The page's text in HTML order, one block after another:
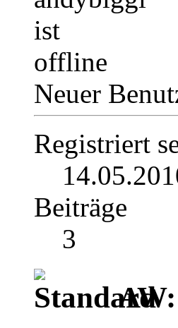
Neuer
Registriert
Beiträge
3
AW: